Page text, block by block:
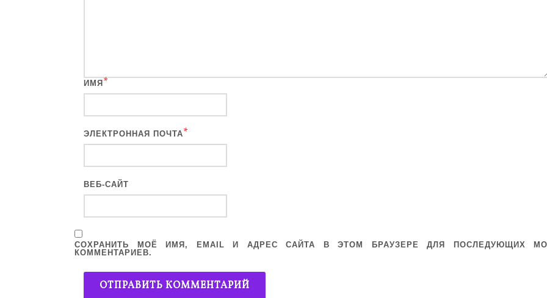
ИМЯ *
ЭЛЕКТРОННАЯ ПОЧТА*
ВЕБ-САЙТ
СОХРАНИТЬ МОЁ ИМЯ, EMAIL И АДРЕС САЙТА В ЭТОМ БРАУЗЕРЕ ДЛЯ ПОСЛЕДУЮЩИХ
КОММЕНТАРИЕВ.